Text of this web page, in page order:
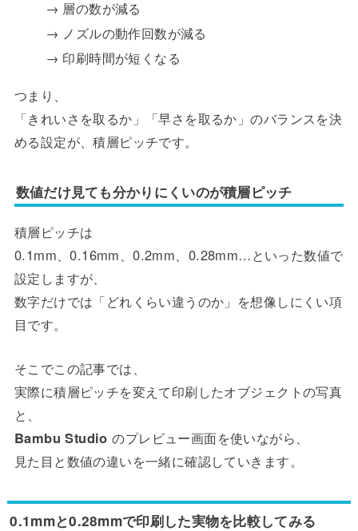
→ 層の数が減る
→ ノズルの動作回数が減る
→ 印刷時間が短くなる
つまり、
「きれいさを取るか」「早さを取るか」のバランスを決
める設定が、積層ピッチです。
数値だけ見ても分かりにくいのが積層ピッチ
積層ピッチは
0.1mm、0.16mm、0.2mm、0.28mm…といった数値で
設定しますが、
数字だけでは「どれくらい違うのか」を想像しにくい項
目です。
そこでこの記事では、
実際に積層ピッチを変えて印刷したオブジェクトの写真
と、
Bambu Studio のプレビュー画面を使いながら、
見た目と数値の違いを一緒に確認していきます。
0.1mmと0.28mmで印刷した実物を比較してみる